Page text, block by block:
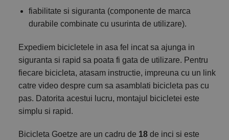
fiabilitate si siguranta (componente de marca
durabile combinate cu usurinta de utilizare).
Expediem bicicletele in asa fel incat sa ajunga in
siguranta si rapid sa poata fi gata de utilizare. Pentru
fiecare bicicleta, atasam instructie, impreuna cu un link
catre video despre cum sa asamblati bicicleta pas cu
pas. Datorita acestui lucru, montajul bicicletei este
simplu si rapid.
Bicicleta Goetze are un cadru de 18 de inci si este